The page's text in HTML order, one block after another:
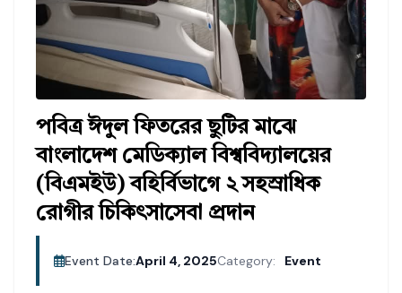
পবিত্র ঈদুল ফিতরের ছুটির মাঝে
বাংলাদেশ মেডিক্যাল বিশ্ববিদ্যালয়ের
(বিএমইউ) বহির্বিভাগে ২ সহস্রাধিক
রোগীর চিকিৎসাসেবা প্রদান
Event Date:April 4, 2025Category: Event